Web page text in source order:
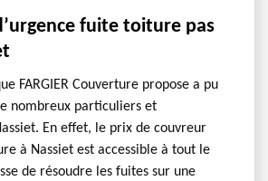
fuite toiture pas
FARGIER Couverture propose a pu
nombreux particuliers et
En effet, le prix de couvreur
à Nassiet est accessible à tout le
de résoudre les fuites sur une